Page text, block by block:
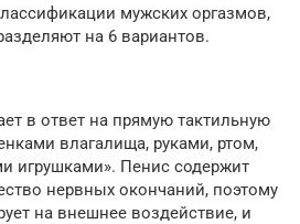
мужских оргазмов,
на 6 вариантов.
в ответ на прямую тактильную
влагалища, руками, ртом,
игрушками». Пенис содержит
нервных окончаний, поэтому
на внешнее воздействие, и